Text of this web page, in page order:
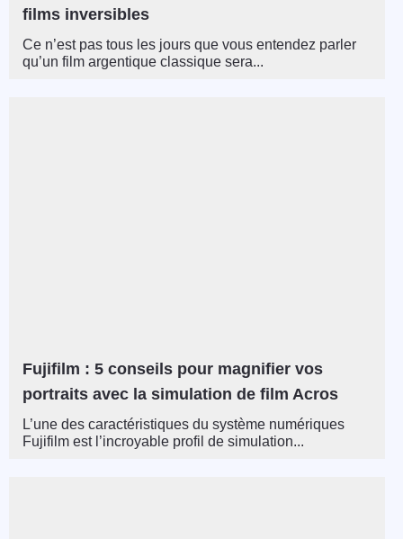
films inversibles
Ce n’est pas tous les jours que vous entendez parler
qu’un film argentique classique sera...
Fujifilm : 5 conseils pour magnifier vos
portraits avec la simulation de film Acros
L’une des caractéristiques du système numériques
Fujifilm est l’incroyable profil de simulation...